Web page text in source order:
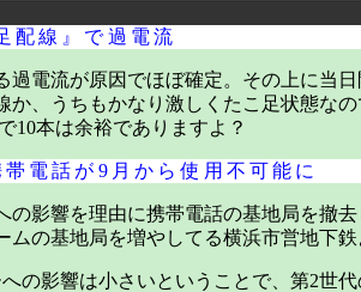
配線』で過電流
過電流が原因でほぼ確定。その上に当
、うちもかなり激しくたこ足状態な
10本は余裕でありますよ？
電話が9月から使用不可能に
影響を理由に携帯電話の基地局を撤
の基地局を増やしてる横浜市営地下
の影響は小さいということで、第2世